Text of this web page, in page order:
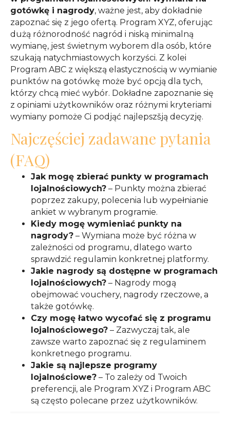
gotówkę i nagrody, ważne jest, aby dokładnie
zapoznać się z jego ofertą. Program XYZ, oferując
dużą różnorodność nagród i niską minimalną
wymianę, jest świetnym wyborem dla osób, które
szukają natychmiastowych korzyści. Z kolei
Program ABC z większą elastycznością w wymianie
punktów na gotówkę może być opcją dla tych,
którzy chcą mieć wybór. Dokładne zapoznanie się
z opiniami użytkowników oraz różnymi kryteriami
wymiany pomoże Ci podjąć najlepszšją decyzję.
Najczęściej zadawane pytania
(FAQ)
Jak mogę zbierać punkty w programach
lojalnościowych? – Punkty można zbierać
poprzez zakupy, polecenia lub wypełnianie
ankiet w wybranym programie.
Kiedy mogę wymieniać punkty na
nagrody? – Wymiana może być różna w
zależności od programu, dlatego warto
sprawdzić regulamin konkretnej platformy.
Jakie nagrody są dostępne w programach
lojalnościowych? – Nagrody mogą
obejmować vouchery, nagrody rzeczowe, a
także gotówkę.
Czy mogę łatwo wycofać się z programu
lojalnościowego? – Zazwyczaj tak, ale
zawsze warto zapoznać się z regulaminem
konkretnego programu.
Jakie są najlepsze programy
lojalnościowe? – To zależy od Twoich
preferencji, ale Program XYZ i Program ABC
są często polecane przez użytkowników.